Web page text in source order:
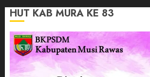
HUT KAB MURA KE 83